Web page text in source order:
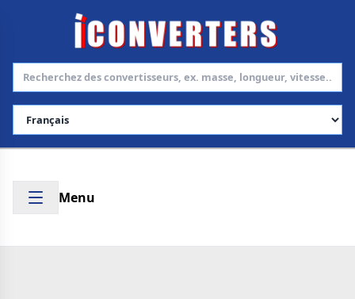
Choisir la langue
Menu